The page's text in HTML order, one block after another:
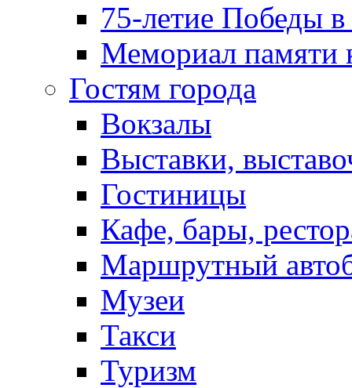
75-летие Победы
Мемориал памяти
Гостям города
Вокзалы
Выставки,
Гостиницы
Кафе, бары,
Маршрутный
Музеи
Такси
Туризм